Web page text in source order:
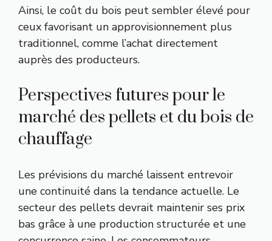
Ainsi, le coût du bois peut sembler élevé pour
ceux favorisant un approvisionnement plus
traditionnel, comme l’achat directement
auprès des producteurs.
Perspectives futures pour le
marché des pellets et du bois de
chauffage
Les prévisions du marché laissent entrevoir
une continuité dans la tendance actuelle. Le
secteur des pellets devrait maintenir ses prix
bas grâce à une production structurée et une